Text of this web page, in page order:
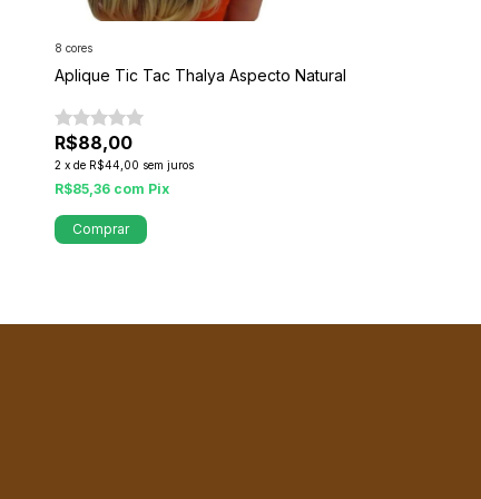
Aplique Tic Tac Thalya Aspecto Natural
R$88,00
2 x de R$44,00 sem juros
R$85,36 com Pix
8 cores
Comprar